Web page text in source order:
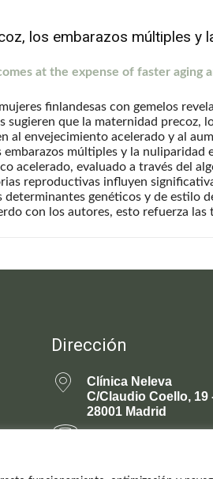
los embarazos múltiples y
at the expense of faster aging
finlandesas con gemelos
sugieren que la maternidad precoz,
al envejecimiento acelerado y al
múltiples y la nuliparidad
acelerado, evaluado a través del
reproductivas influyen
determinantes genéticos y de estilo
con los autores, esto refuerza
Dirección
Clínica Neleva
C/Claudio Coello, 19
28001 Madrid